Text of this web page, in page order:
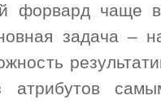
форвард чаще
задача –